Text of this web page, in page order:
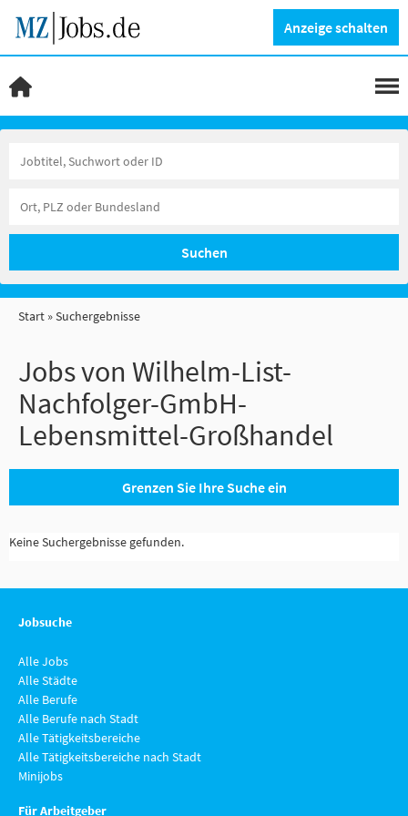
Anzeige schalten
Suchen
Start Suchergebnisse
Jobs von Wilhelm-List-
Nachfolger-GmbH-
Lebensmittel-Großhandel
Grenzen Sie Ihre Suche ein
Keine Suchergebnisse gefunden.
Jobsuche
Alle Jobs
Alle Städte
Alle Berufe
Alle Berufe nach Stadt
Alle Tätigkeitsbereiche
Alle Tätigkeitsbereiche nach Stadt
Minijobs
Für Arbeitgeber